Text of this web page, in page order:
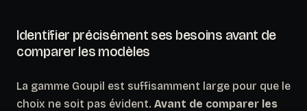
Identifier précisément ses besoins avant de
comparer les modèles
La gamme Goupil est suffisamment large pour que le
choix ne soit pas évident. Avant de comparer les